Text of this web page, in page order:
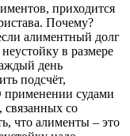
приходится
Почему?
алиментный долг
в размере
день
подсчёт,
судами
связанных со
что алименты – это